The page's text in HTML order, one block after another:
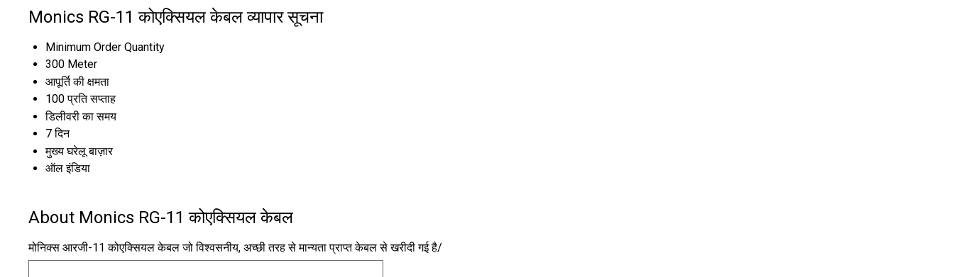
Monics RG-11 कोएक्सियल केबल व्यापार सूचना
Minimum Order Quantity
300 Meter
आपूर्ति की क्षमता
100 प्रति सप्ताह
डिलीवरी का समय
7 दिन
मुख्य घरेलू बाज़ार
ऑल इंडिया
About Monics RG-11 कोएक्सियल केबल
मोनिक्स आरजी-11 कोएक्सियल केबल जो विश्वसनीय, अच्छी तरह से मान्यता प्राप्त केबल से खरीदी गई है/